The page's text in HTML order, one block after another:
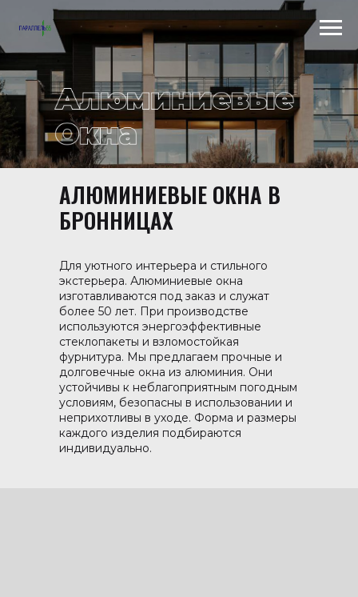
Scroll to top →
АЛЮМИНИЕВЫЕ ОКНА В
БРОННИЦАХ
Для уютного интерьера и стильного
экстерьера. Алюминиевые окна
изготавливаются под заказ и служат
более 50 лет. При производстве
используются энергоэффективные
стеклопакеты и взломостойкая
фурнитура. Мы предлагаем прочные и
долговечные окна из алюминия. Они
устойчивы к неблагоприятным погодным
условиям, безопасны в использовании и
неприхотливы в уходе. Форма и размеры
каждого изделия подбираются
индивидуально.